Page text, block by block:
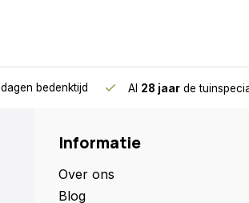
dagen bedenktijd Al 28 jaar de
Informatie
Over ons
Blog